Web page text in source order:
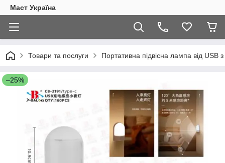
Маст Україна
Товари та послуги Портативна підвісна лампа від USB
–25%